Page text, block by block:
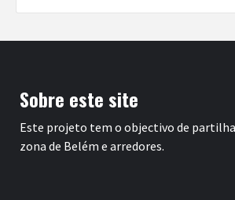
Sobre este site
Este projeto tem o objectivo de
zona de Belém e arredores.